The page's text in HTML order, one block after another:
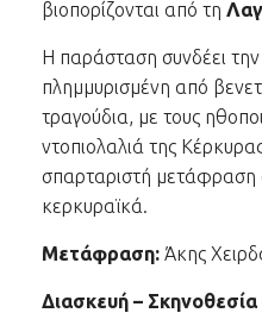
βιοπορίζονται από τη
Η παράσταση συνδέει την
πλημμυρισμένη από
τραγούδια, με τους
ντοπιολαλιά της
σπαρταριστή μετάφραση
κερκυραϊκά.
Μετάφραση: Άκης
Διασκευή –